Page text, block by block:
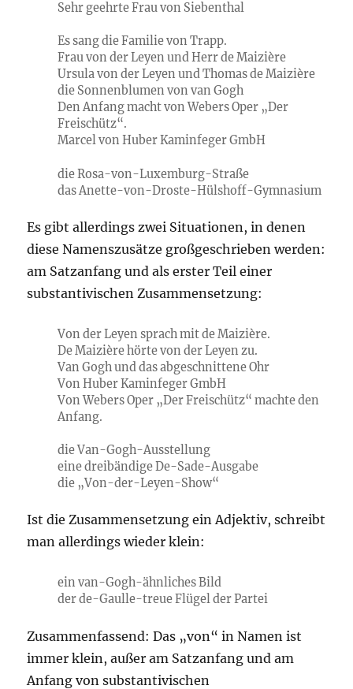
Sehr geehrte Frau von Siebenthal
Es sang die Familie von Trapp.
Frau von der Leyen und Herr de Maizière
Ursula von der Leyen und Thomas de Maizière
die Sonnenblumen von van Gogh
Den Anfang macht von Webers Oper „Der
Freischütz“.
Marcel von Huber Kaminfeger GmbH
die Rosa-von-Luxemburg-Straße
das Anette-von-Droste-Hülshoff-Gymnasium
Es gibt allerdings zwei Situationen, in denen
diese Namenszusätze großgeschrieben werden:
am Satzanfang und als erster Teil einer
substantivischen Zusammensetzung:
Von der Leyen sprach mit de Maizière.
De Maizière hörte von der Leyen zu.
Van Gogh und das abgeschnittene Ohr
Von Huber Kaminfeger GmbH
Von Webers Oper „Der Freischütz“ machte den
Anfang.
die Van-Gogh-Ausstellung
eine dreibändige De-Sade-Ausgabe
die „Von-der-Leyen-Show“
Ist die Zusammensetzung ein Adjektiv, schreibt
man allerdings wieder klein:
ein van-Gogh-ähnliches Bild
der de-Gaulle-treue Flügel der Partei
Zusammenfassend: Das „von“ in Namen ist
immer klein, außer am Satzanfang und am
Anfang von substantivischen